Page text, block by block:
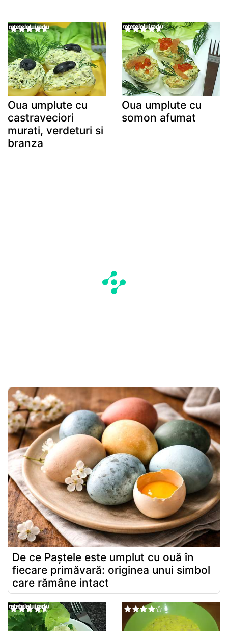
Oua umplute cu
castraveciori
murati, verdeturi si
branza
Oua umplute cu
somon afumat
De ce Paștele este umplut cu ouă în
fiecare primăvară: originea unui simbol
care rămâne intact